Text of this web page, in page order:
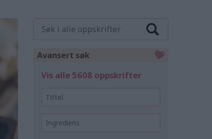
Avansert søk
Vis alle 5608 oppskrifter